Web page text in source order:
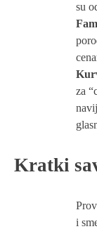
su
za
Kratki
i